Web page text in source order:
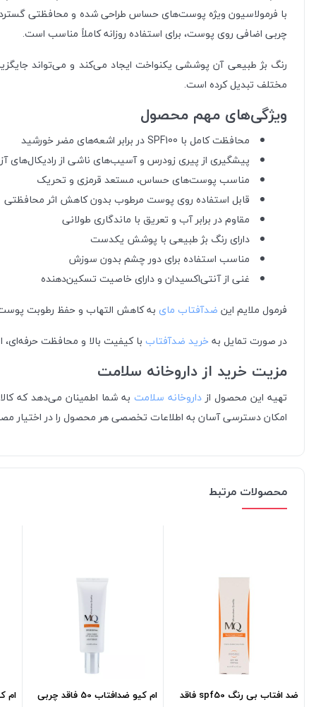
چربی اضافی روی پوست، برای استفاده روزانه کاملاً مناسب است.
رنگ بژ طبیعی آن پوششی یکنواخت ایجاد می‌کند و می‌تواند
مختلف تبدیل کرده است.
ویژگی‌های مهم محصول
محافظت کامل با SPF100 در برابر اشعه‌های مضر خورشید
پیشگیری از پیری زودرس و آسیب‌های ناشی از رادیکال‌های
مناسب پوست‌های حساس، مستعد قرمزی و تحریک
قابل استفاده روی پوست مرطوب بدون کاهش اثر محافظتی
مقاوم در برابر آب و تعریق با ماندگاری طولانی
دارای رنگ بژ طبیعی با پوشش یکدست
مناسب استفاده برای دور چشم بدون سوزش
غنی از آنتی‌اکسیدان و دارای خاصیت تسکین‌دهنده
فرمول ملایم این ضدآفتاب مای به کاهش التهاب و حفظ رطوبت پوست
در صورت تمایل به خرید ضدآفتاب با کیفیت بالا و محافظت
مزیت خرید از داروخانه سلامت
تهیه این محصول از داروخانه سلامت به شما اطمینان می‌دهد که
امکان دسترسی آسان به اطلاعات تخصصی هر محصول را در اختیار
محصولات مرتبط
ضد افتاب بی رنگ spf50 فاقد
ام کیو ضدافتاب 50 فاقد چربی